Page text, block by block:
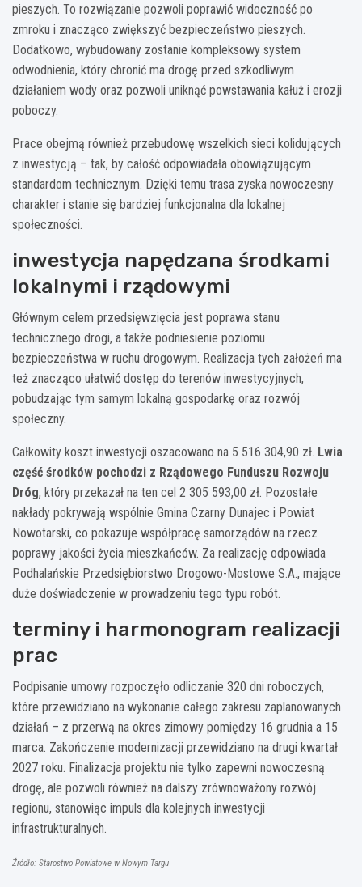
pieszych. To rozwiązanie pozwoli poprawić widoczność po
zmroku i znacząco zwiększyć bezpieczeństwo pieszych.
Dodatkowo, wybudowany zostanie kompleksowy system
odwodnienia, który chronić ma drogę przed szkodliwym
działaniem wody oraz pozwoli uniknąć powstawania kałuż i erozji
poboczy.
Prace obejmą również przebudowę wszelkich sieci kolidujących
z inwestycją – tak, by całość odpowiadała obowiązującym
standardom technicznym. Dzięki temu trasa zyska nowoczesny
charakter i stanie się bardziej funkcjonalna dla lokalnej
społeczności.
inwestycja napędzana środkami
lokalnymi i rządowymi
Głównym celem przedsięwzięcia jest poprawa stanu
technicznego drogi, a także podniesienie poziomu
bezpieczeństwa w ruchu drogowym. Realizacja tych założeń ma
też znacząco ułatwić dostęp do terenów inwestycyjnych,
pobudzając tym samym lokalną gospodarkę oraz rozwój
społeczny.
Całkowity koszt inwestycji oszacowano na 5 516 304,90 zł. Lwia
część środków pochodzi z Rządowego Funduszu Rozwoju
Dróg, który przekazał na ten cel 2 305 593,00 zł. Pozostałe
nakłady pokrywają wspólnie Gmina Czarny Dunajec i Powiat
Nowotarski, co pokazuje współpracę samorządów na rzecz
poprawy jakości życia mieszkańców. Za realizację odpowiada
Podhalańskie Przedsiębiorstwo Drogowo-Mostowe S.A., mające
duże doświadczenie w prowadzeniu tego typu robót.
terminy i harmonogram realizacji
prac
Podpisanie umowy rozpoczęło odliczanie 320 dni roboczych,
które przewidziano na wykonanie całego zakresu zaplanowanych
działań – z przerwą na okres zimowy pomiędzy 16 grudnia a 15
marca. Zakończenie modernizacji przewidziano na drugi kwartał
2027 roku. Finalizacja projektu nie tylko zapewni nowoczesną
drogę, ale pozwoli również na dalszy zrównoważony rozwój
regionu, stanowiąc impuls dla kolejnych inwestycji
infrastrukturalnych.
Źródło: Starostwo Powiatowe w Nowym Targu